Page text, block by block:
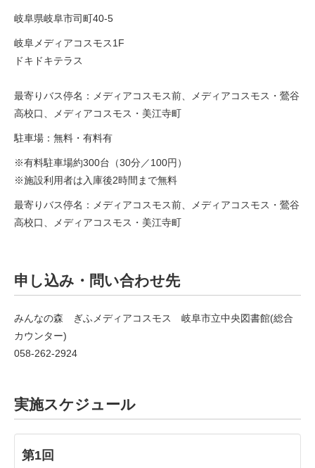
岐阜県岐阜市司町40-5
岐阜メディアコスモス1F
ドキドキテラス
最寄りバス停名：メディアコスモス前、メディアコスモス・鶯谷
高校口、メディアコスモス・美江寺町
駐車場：無料・有料有
※有料駐車場約300台（30分／100円）
※施設利用者は入庫後2時間まで無料
最寄りバス停名：メディアコスモス前、メディアコスモス・鶯谷
高校口、メディアコスモス・美江寺町
申し込み・問い合わせ先
みんなの森 ぎふメディアコスモス 岐阜市立中央図書館(総合
カウンター)
058-262-2924
実施スケジュール
第1回